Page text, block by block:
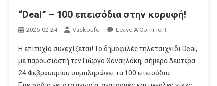
“Deal” – 100 επεισόδια στην κορυφή!
2025-02-24 Vaskoufo Leave A CommentOn
–
100
Επεισόδια
Η επιτυχία συνεχίζεται! Το δημοφιλές τηλεπαιχνίδι Deal,
με παρουσιαστή τον Γιώργο Θαναηλάκη, σήμερα Δευτέρα
24 Φεβρουαρίου συμπληρώνει τα 100 επεισόδια!